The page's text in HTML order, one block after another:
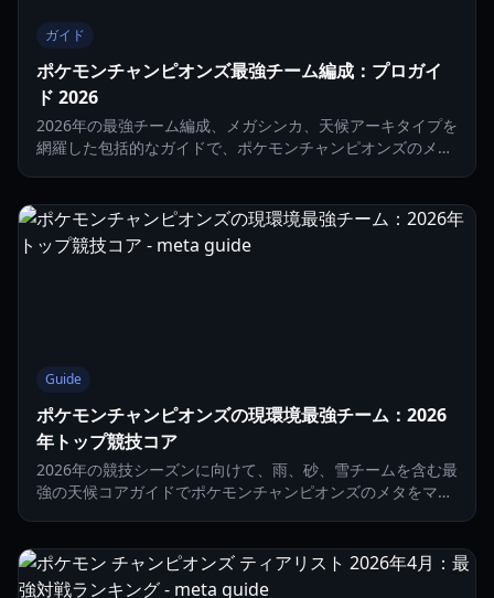
ガイド
ポケモンチャンピオンズ最強チーム編成：プロガイ
ド 2026
2026年の最強チーム編成、メガシンカ、天候アーキタイプを
網羅した包括的なガイドで、ポケモンチャンピオンズのメタ
Guide
ポケモンチャンピオンズの現環境最強チーム：2026
年トップ競技コア
2026年の競技シーズンに向けて、雨、砂、雪チームを含む最
強の天候コアガイドでポケモンチャンピオンズのメタをマス